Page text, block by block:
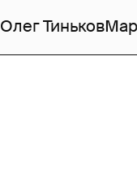
Олег Тиньков